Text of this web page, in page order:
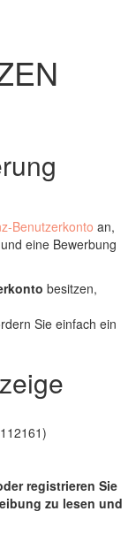
Benutzerkonto an,
eine Bewerbung
besitzen,
Sie einfach ein
registrieren Sie
zu lesen und